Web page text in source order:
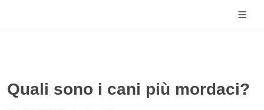
Quali sono i cani più mordaci?